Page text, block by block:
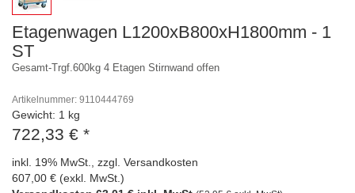
Etagenwagen L1200xB800xH1800mm - 1
ST
Gesamt-Trgf.600kg 4 Etagen Stirnwand offen
Artikelnummer: 9110444769
Gewicht: 1 kg
722,33 € *
inkl. 19% MwSt., zzgl. Versandkosten
607,00 € (exkl. MwSt.)